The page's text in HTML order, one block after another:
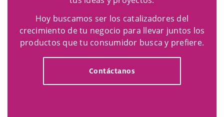
Hoy buscamos ser los catalizadores del
crecimiento de tu negocio para llevar juntos los
productos que tu consumidor busca y prefiere.
Contáctanos